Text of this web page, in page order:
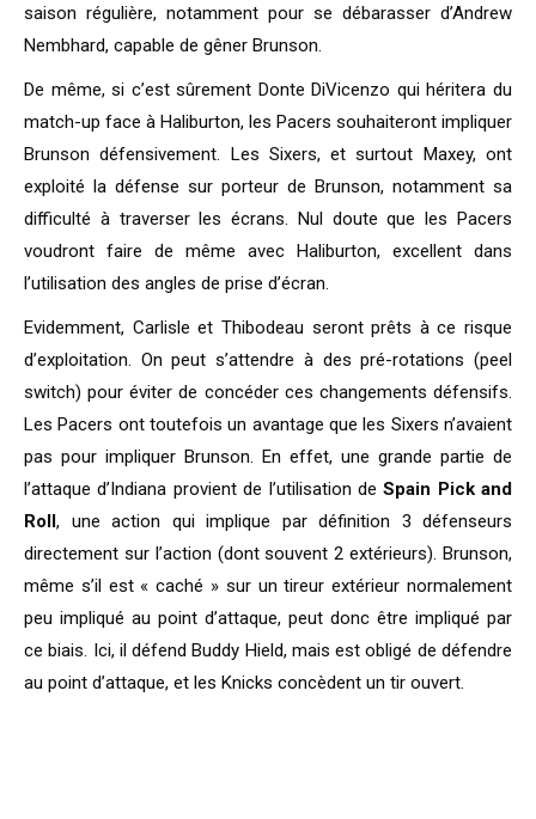
saison régulière, notamment pour se débarasser d’Andrew
Nembhard, capable de gêner Brunson.
De même, si c’est sûrement Donte DiVicenzo qui héritera du
match-up face à Haliburton, les Pacers souhaiteront impliquer
Brunson défensivement. Les Sixers, et surtout Maxey, ont
exploité la défense sur porteur de Brunson, notamment sa
difficulté à traverser les écrans. Nul doute que les Pacers
voudront faire de même avec Haliburton, excellent dans
l’utilisation des angles de prise d’écran.
Evidemment, Carlisle et Thibodeau seront prêts à ce risque
d’exploitation. On peut s’attendre à des pré-rotations (peel
switch) pour éviter de concéder ces changements défensifs.
Les Pacers ont toutefois un avantage que les Sixers n’avaient
pas pour impliquer Brunson. En effet, une grande partie de
l’attaque d’Indiana provient de l’utilisation deSpain Pick and
Roll, une action qui implique par définition 3 défenseurs
directement sur l’action (dont souvent 2 extérieurs). Brunson,
même s’il est « caché » sur un tireur extérieur normalement
peu impliqué au point d’attaque, peut donc être impliqué par
ce biais. Ici, il défend Buddy Hield, mais est obligé de défendre
au point d’attaque, et les Knicks concèdent un tir ouvert.